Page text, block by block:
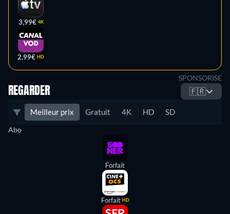
3,99€ 4K
2,99€ HD
SPONSORISE
REGARDER 🇫🇷
Meilleur prix Gratuit 4K HD SD
Abo
Forfait
Forfait HD